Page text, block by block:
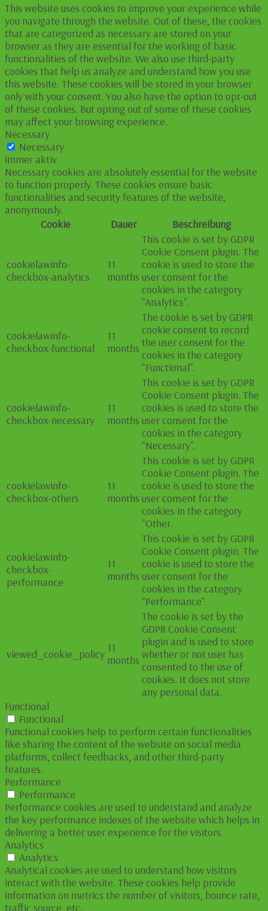
This website uses cookies to improve your experience while
you navigate through the website. Out of these, the cookies
that are categorized as necessary are stored on your
browser as they are essential for the working of basic
functionalities of the website. We also use third-party
cookies that help us analyze and understand how you use
this website. These cookies will be stored in your browser
only with your consent. You also have the option to opt-out
of these cookies. But opting out of some of these cookies
may affect your browsing experience.
Necessary
Necessary
immer aktiv
Necessary cookies are absolutely essential for the website
to function properly. These cookies ensure basic
functionalities and security features of the website,
anonymously.
Cookie
Dauer Beschreibung
cookielawinfo-
checkbox-analytics
11
months
This cookie is set by GDPR
Cookie Consent plugin. The
cookie is used to store the
user consent for the
cookies in the category
"Analytics".
cookielawinfo-
checkbox-functional
11
months
The cookie is set by GDPR
cookie consent to record
the user consent for the
cookies in the category
"Functional".
cookielawinfo-
checkbox-necessary
11
months
This cookie is set by GDPR
Cookie Consent plugin. The
cookies is used to store the
user consent for the
cookies in the category
"Necessary".
cookielawinfo-
checkbox-others
11
months
This cookie is set by GDPR
Cookie Consent plugin. The
cookie is used to store the
user consent for the
cookies in the category
"Other.
cookielawinfo-
checkbox-
performance
11
months
This cookie is set by GDPR
Cookie Consent plugin. The
cookie is used to store the
user consent for the
cookies in the category
"Performance".
viewed_cookie_policy 11
months
The cookie is set by the
GDPR Cookie Consent
plugin and is used to store
whether or not user has
consented to the use of
cookies. It does not store
any personal data.
Functional
Functional
Functional cookies help to perform certain functionalities
like sharing the content of the website on social media
platforms, collect feedbacks, and other third-party
features.
Performance
Performance
Performance cookies are used to understand and analyze
the key performance indexes of the website which helps in
delivering a better user experience for the visitors.
Analytics
Analytics
Analytical cookies are used to understand how visitors
interact with the website. These cookies help provide
information on metrics the number of visitors, bounce rate,
traffic source, etc.